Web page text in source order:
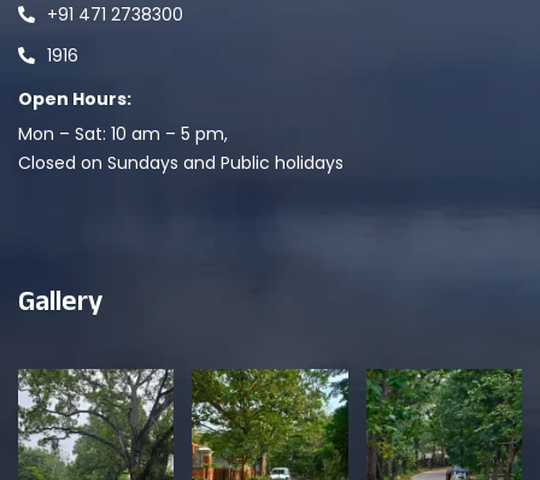
+91 471 2738300
1916
Open Hours:
Mon – Sat: 10 am – 5 pm,
Closed on Sundays and Public holidays
Gallery